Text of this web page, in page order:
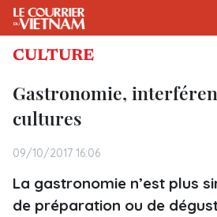
CULTURE
Gastronomie,
cultures
09/10/2017 16:06
La gastronomie n’est plus
de préparation ou de